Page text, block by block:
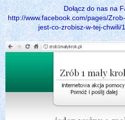
Dołącz do nas na
http://www.facebook.com/pages/
jest-co-zrobisz-w-tej-chwili/